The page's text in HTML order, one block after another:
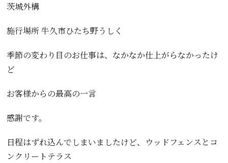
茨城外構
施行場所 牛久市ひたち野うしく
季節の変わり目のお仕事は、なかなか仕上がらなかったけ
ど
お客様からの最高の一言
感謝です。
日程はずれ込んでしまいましたけど、ウッドフェンスとコ
ンクリートテラス